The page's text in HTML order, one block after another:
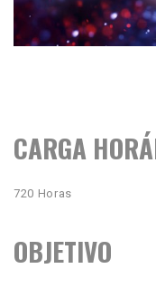
CARGA
720 Horas
OBJETIVO